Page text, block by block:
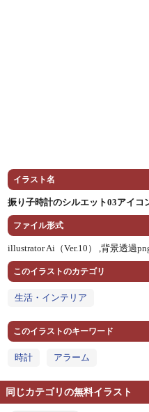
イラスト名
振り子時計のシルエット03アイコ
ファイル形式
illustrator Ai（Ver.10） ,背景透過
このイラストのカテゴリ
生活・インテリア
このイラストのキーワード
時計 アラーム
同じカテゴリの無料イラスト